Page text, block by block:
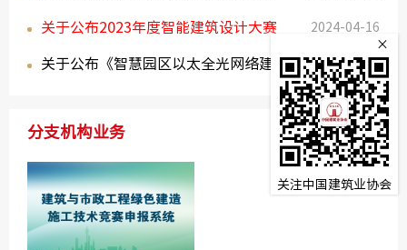
企业 ...
关于公布2023年度智能建筑设计大赛
活动结果...
2024-04-16
关于公布《智慧园区以太全光网络建设 2023-12-27
分支机构业务 更多>
×
关注中国建筑业协会